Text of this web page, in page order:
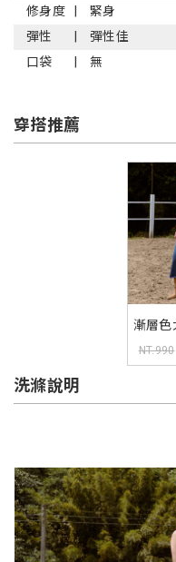
修身度
緊身
彈性
彈性佳
口袋
無
穿搭推薦
漸層色
MUA
NT.990
洗滌說明